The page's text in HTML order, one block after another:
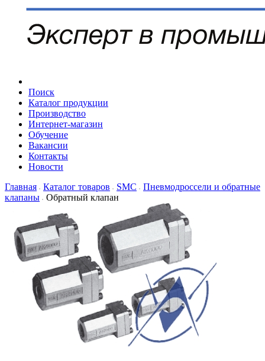
Поиск
Каталог продукции
Производство
Интернет-магазин
Обучение
Вакансии
Контакты
Новости
Главная
Каталог товаров SMC
Пневмодроссели и обратные
клапаны
Обратный клапан